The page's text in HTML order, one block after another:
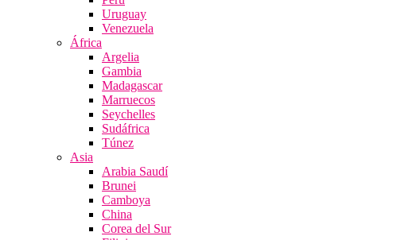
Uruguay
Venezuela
África
Argelia
Gambia
Madagascar
Marruecos
Seychelles
Sudáfrica
Túnez
Asia
Arabia Saudí
Brunei
Camboya
China
Corea del Sur